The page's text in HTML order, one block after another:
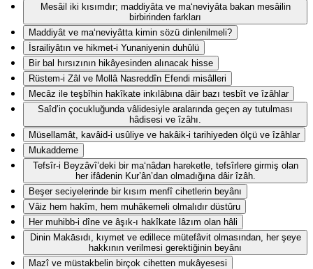
Mesâil iki kısımdır; maddiyâta ve ma‘neviyâta bakan mesâilin
birbirinden farkları
Maddiyât ve ma‘neviyâtta kimin sözü dinlenilmeli?
İsrailiyâtın ve hikmet-i Yunaniyenin duhûlü
Bir bal hırsızının hikâyesinden alınacak hisse
Rüstem-i Zâl ve Mollâ Nasreddîn Efendi misâlleri
Mecâz ile teşbîhin hakîkate inkılâbına dâir bazı tesbît ve îzâhlar
Saîd’in çocukluğunda vâlidesiyle aralarında geçen ay tutulması
hâdisesi ve îzâhı.
Müsellamât, kavâid-i usûliye ve hakâik-i tarihiyeden ölçü ve îzâhlar
Mukaddeme
Tefsîr-i Beyzâvî’deki bir ma‘nâdan hareketle, tefsîrlere girmiş olan
her ifâdenin Kur’ân’dan olmadığına dâir îzâh.
Beşer seciyelerinde bir kısım menfî cihetlerin beyânı
Vâiz hem hakîm, hem muhâkemeli olmalıdır düstûru
Her muhibb-i dîne ve âşık-ı hakîkate lâzım olan hâli
Dinin Makāsıdı, kıymet ve edillece mütefâvit olmasından, her şeye
hakkının verilmesi gerektiğinin beyânı
Mazî ve müstakbelin birçok cihetten mukâyesesi